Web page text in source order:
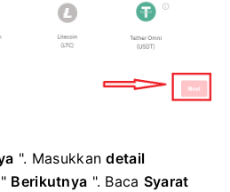
". Masukkandetail
Berikutnya ". Baca Syarat